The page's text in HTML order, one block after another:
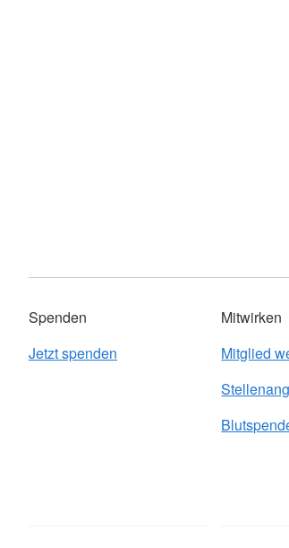
Spenden
Jetzt spenden
Mitwirken
Mitglied